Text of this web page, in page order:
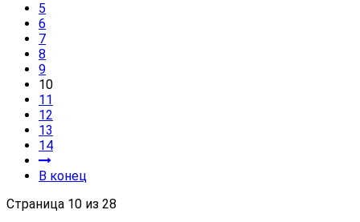
5
6
7
8
9
10
11
12
13
14
В конец
Страница 10 из 28